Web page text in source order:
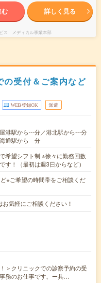
む 詳しく見る
ス メディカル事業本部
の受付＆ご案内など
WEB登録OK 派遣
港駅から---分／港北駅から---分
通駅から---分
希望シフト制 ※徐々に勤務回数
す！（最初は週3日からなど）
※ご希望の時間帯をご相談くだ
気軽にご相談ください！
＞クリニックでの診察予約の受
務のお仕事です。ー具…